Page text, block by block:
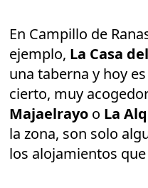
En Campillo de
ejemplo, La Casa
una taberna y hoy
cierto, muy
Majaelrayo o La
la zona, son solo
los alojamientos